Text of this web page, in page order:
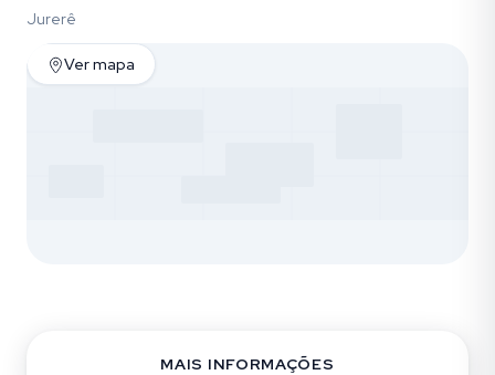
Jurerê
Ver mapa
MAIS INFORMAÇÕES